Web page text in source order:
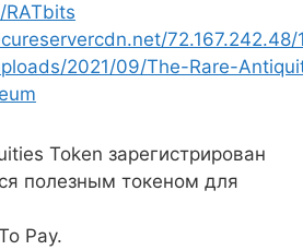
2021/09/The-Rare-
Token зарегистрирован
полезным токеном для
Pay.